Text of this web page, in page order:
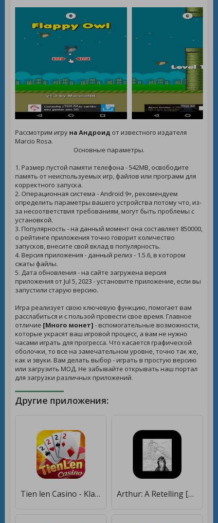
Рассмотрим игру на Андроид от известного издателя
Marcio Rosa.
Основные параметры.
1. Размер пустой памяти телефона - 542MB, освободите
память от неиспользуемых игр, файлов или программ для
корректного запуска.
2. Операционная система - Android 9+, рекомендуем
определить параметры вашего устройства потому что, из-
за несоответствия требованиям, могут быть проблемы с
установкой.
3. Популярность - на данный момент она составляет 850000,
о рейтинге приложения точно говорит количество
запусков, внесите свой вклад в популярность.
4. Версия приложения - данный релиз - 1.5.6, в котором
сжаты файлы.
5. Дата обновления - на сайте загружена версия
приложения от Jul 5, 2023 - установите приложение, если вы
запустили старую версию.
Игра реализует свою ключевую функцию, помогает вам
расслабиться и с пользой провести свое время. Главное
отличие [Много монет] - вспомогательные возможности,
которые украсят ваш игровой процесс, а вам не нужно
часами играть для прогресса. Что касается графической
оболочки, то все на замечательном уровне, точно так же,
как и звуки. Вам делать выбор - играть в простую версию
или загрузить МОД. Не забывайте открывать наш портал
для загрузки различных приложений.
Другие приложения:
Tien len Casino - Kla Klouk, L [Много монет] Arthur: A Retelling [Много монет]